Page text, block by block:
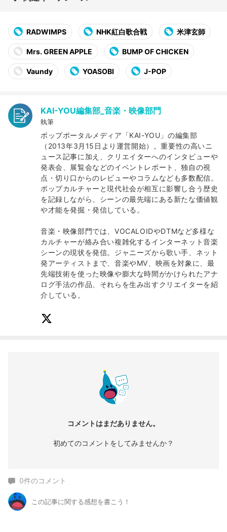
RADWIMPS NHK紅白歌合戦 米津玄師
Mrs. GREEN APPLE BUMP OF CHICKEN
Vaundy YOASOBI J-POP
KAI-YOU編集部_音楽・映像部門
執筆
ポップポータルメディア「KAI-YOU」の編集部
（2013年3月15日より運営開始）。重要性の高いニ
ュース記事に加え、クリエイターへのインタビューや
発表会、展覧会などのイベントレポート、独自の視
点・切り口からのレビューやコラムなども多数配信。
ポップカルチャーと現代社会が相互に影響し合う歴史
を記録しながら、シーンの最先端にある新たな価値観
や才能を発掘・発信している。
音楽・映像部門では、VOCALOIDやDTMなど多様な
カルチャーが絡み合い複雑化するインターネット音楽
シーンの現状を発信。ジャニーズから歌い手、ネット
発アーティストまで、音楽やMV、映画を対象に、最
先端技術を使った映像や膨大な時間がかけられたアナ
ログ手法の作品、それらを生み出すクリエイターを紹
介している。
コメントはまだありません。
初めてのコメントをしてみませんか？
0件のコメント